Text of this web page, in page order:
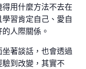
用什麼方法不去在
習肯定自己、愛自
人際關係。
著談話，也會透過
到改變，其實不